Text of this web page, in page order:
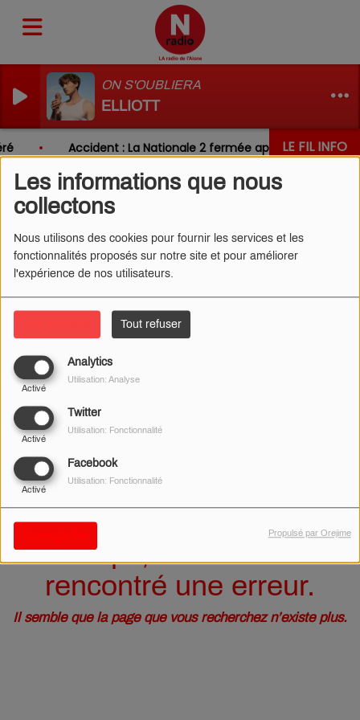
Les informations que nous
collectons
Nous utilisons des cookies pour fournir les services et les
fonctionnalités proposés sur notre site et pour améliorer
l'expérience de nos utilisateurs.
Tout refuser
Analytics
Activé
Utilisation: Analyse
Twitter
Activé
Utilisation: Fonctionnalité
Facebook
Activé
Utilisation: Fonctionnalité
Propulsé par Orejime
ON S'OUBLIERA
ELLIOTT
LE FIL INFO
Accident : La Nationale 2 fermée après un choc
Oups, vous avez
rencontré une erreur.
Il semble que la page que vous recherchez n’existe plus.